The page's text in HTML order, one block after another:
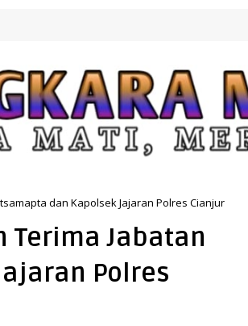
dan Kapolsek Jajaran Polres Cianjur
Terima Jabatan
Polres